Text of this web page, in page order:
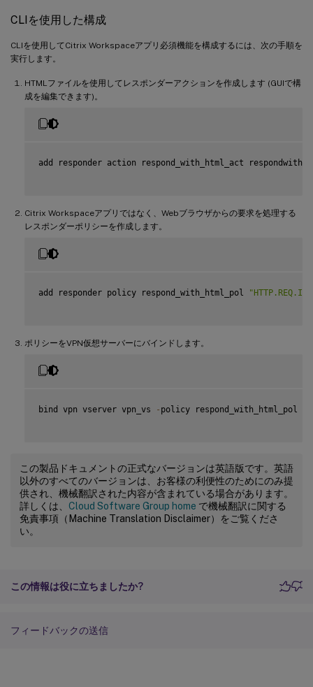
CLIを使用した構成
CLIを使用してCitrix Workspaceアプリ必須機能を構成するには、次の手順を
実行します。
HTMLファイルを使用してレスポンダーアクションを作成します (GUIで構
成を編集できます)。
add responder action respond_with_html_act
Citrix Workspaceアプリではなく、Webブラウザからの要求を処理する
レスポンダーポリシーを作成します。
add responder policy respond_with_html_pol
ポリシーをVPN仮想サーバーにバインドします。
bind vpn vserver vpn_vs - policy respond_with_html_pol
この製品ドキュメントの正式なバージョンは英語版です。英語
以外のすべてのバージョンは、お客様の利便性のためにのみ提
供され、機械翻訳された内容が含まれている場合があります。
詳しくは、 Cloud Software Group home で機械翻訳に関する
免責事項（Machine Translation Disclaimer）をご覧くださ
い。
この情報は役に立ちましたか?
フィードバックの送信